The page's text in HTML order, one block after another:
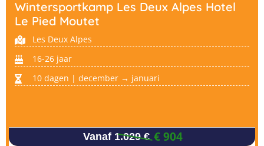
Boerderijkampen
Computerkampen
Musicalkampen
Natuurkampen
Meidenkampen
Malta
Duitsland
Portugal
Oostenrijk
Taalreizen Duits
Taalreizen Italiaans
Surfkampen Portugal
Surfkampen Buitenland
Surfkampen Sri Lanka
Golfsurfkampen
Wintersportkamp Les Deux Alpes Hotel
Le Pied Moutet
Les Deux Alpes
16-26 jaar
10 dagen | december → januari
Vanaf 1.029 € € 904